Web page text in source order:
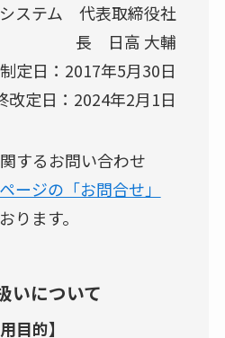
ステム 代表取締役社
長 日高 大輔
制定日：2017年5月30日
改定日：2024年2月1日
するお問い合わせ
ージの「お問合せ」
ります。
いについて
目的】